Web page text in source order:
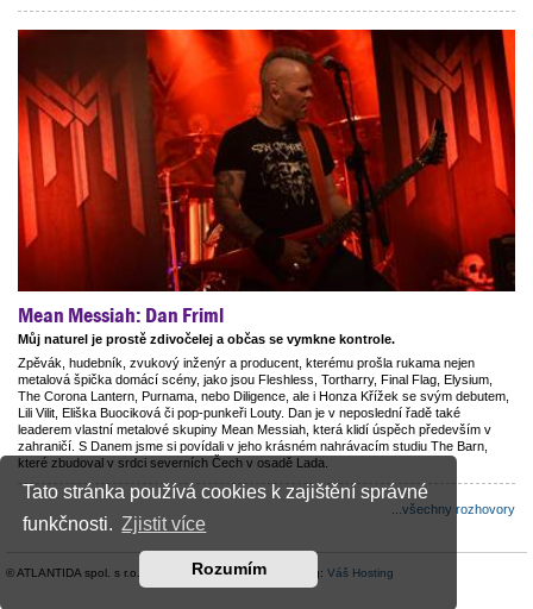
Tato stránka používá cookies k zajištění správné
funkčnosti. Zjistit více
Rozumím
Mean Messiah: Dan Friml
Můj naturel je prostě zdivočelej a občas se vymkne kontrole.
Zpěvák, hudebník, zvukový inženýr a producent, kterému prošla rukama nejen
metalová špička domácí scény, jako jsou Fleshless, Tortharry, Final Flag, Elysium,
The Corona Lantern, Purnama, nebo Diligence, ale i Honza Křížek se svým debutem,
Lili Vilit, Eliška Buociková či pop-punkeři Louty. Dan je v neposlední řadě také
leaderem vlastní metalové skupiny Mean Messiah, která klidí úspěch především v
zahraničí. S Danem jsme si povídali v jeho krásném nahrávacím studiu The Barn,
které zbudoval v srdci severních Čech v osadě Lada.
...všechny rozhovory
© ATLANTIDA spol. s r.o. | Kontaktní údaje| Hosting: Váš Hosting